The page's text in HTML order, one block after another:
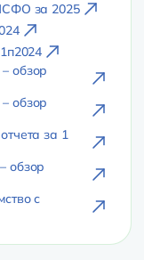
за 2025
обзор
обзор
за 1
обзор
с